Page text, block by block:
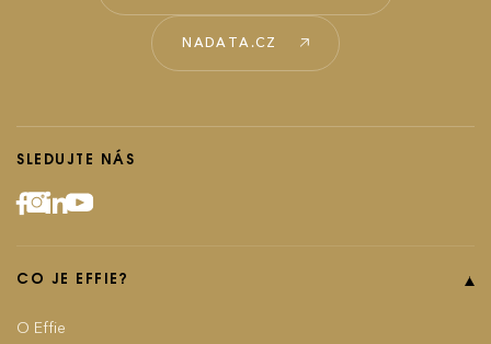
NADATA.CZ
SLEDUJTE NÁS
CO JE EFFIE?
O Effie